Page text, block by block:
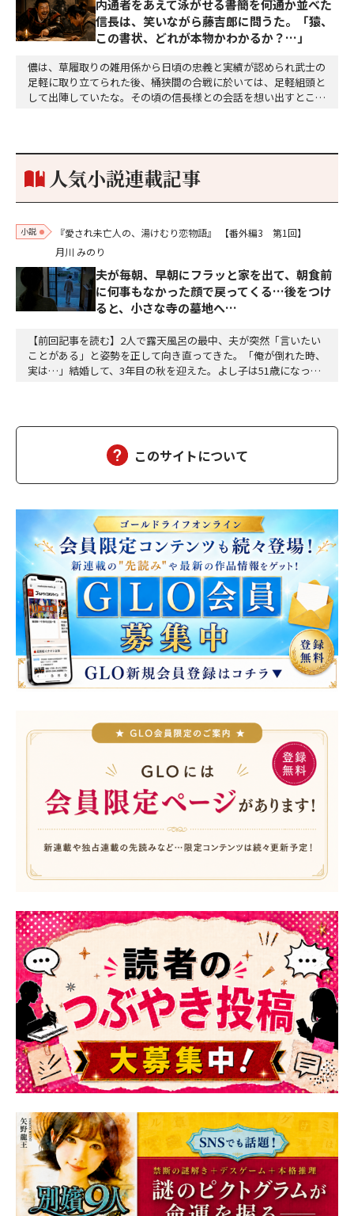
内通者をあえて泳がせる――書簡を何通か並べた
信長は、笑いながら藤吉郎に問うた。「猿、
この書状、どれが本物かわかるか？…」
儂は、草履取りの雑用係から日頃の忠義と実績が認められ武士の
足軽に取り立てられた後、桶狭間の合戦に於いては、足軽組頭と
して出陣していたな。その頃の信長様との会話を想い出すとこん
り。どうして勝てたのか、未だにわかりません。…
人気小説連載記事
小説 『愛され未亡人の、湯けむり恋物語』
【番外編3 第1回】
月川 みのり
夫が毎朝、早朝にフラッと家を出て、朝食前
に何事もなかった顔で戻ってくる…後をつけ
ると、小さな寺の墓地へ…
【前回記事を読む】2人で露天風呂の最中、夫が突然「言いたい
ことがある」と姿勢を正して向き直ってきた。「俺が倒れた時、
実は…」結婚して、3年目の秋を迎えた。よし子は51歳になっ
ん、幸せになった）夫の雅彦は、相変わらず口数は多くな…
このサイトについて